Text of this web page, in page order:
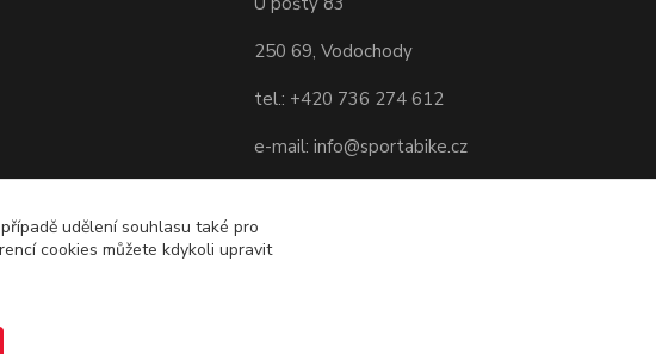
250 69, Vodochody
tel.: +420 736 274 612
e-mail: info@sportabike.cz
udělení souhlasu také pro
cookies můžete kdykoli upravit